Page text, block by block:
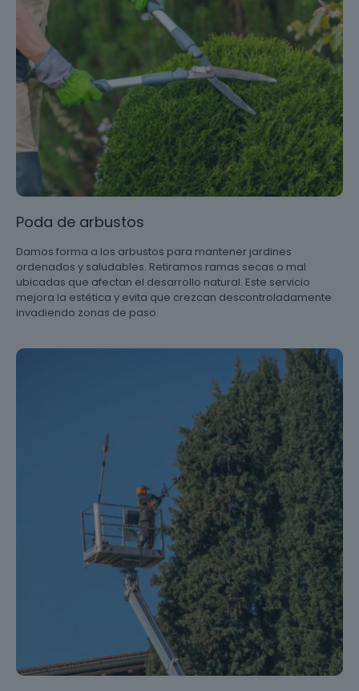
Poda de arbustos
Damos forma a los arbustos para mantener jardines
ordenados y saludables. Retiramos ramas secas o mal
ubicadas que afectan el desarrollo natural. Este servicio
mejora la estética y evita que crezcan descontroladamente
invadiendo zonas de paso.